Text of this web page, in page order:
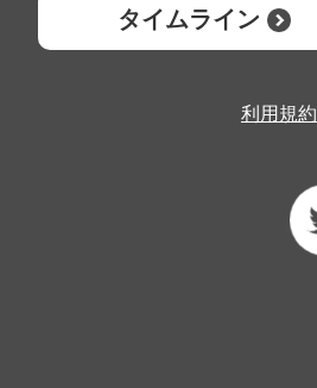
タイムライン
利用規約